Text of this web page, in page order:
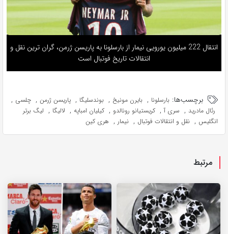
انتقال 222 میلیون یورویی نیمار از بارسلونا به پاریسن ژرمن، گران ترین نقل و
انتقالات تاریخ فوتبال است
برچسب‌ها: بارسلونا , بایرن مونیخ , بوندسلیگا , پاریسن ژرمن , چلسی ,
رئال مادرید , سری آ , کریستیانو رونالدو , کیلیان امباپه , لالیگا , لیگ برتر
انگلیس , نقل و انتقالات فوتبال , نیمار , هری کین
مرتبط